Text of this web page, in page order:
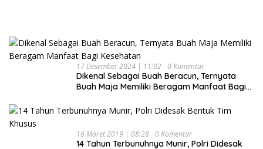
17 Desember 2024 | 11:02 0 Komentar
Dikenal Sebagai Buah Beracun, Ternyata
Buah Maja Memiliki Beragam Manfaat Bagi
16 Maret 2019 | 08:28 0 Komentar
14 Tahun Terbunuhnya Munir, Polri Didesak